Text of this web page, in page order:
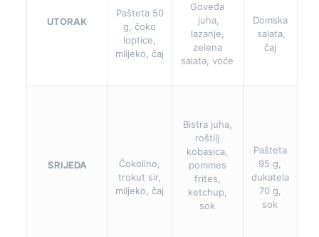
UTORAK
Pašteta 50
g, čoko
loptice,
mlijeko, čaj
Goveđa
juha,
lazanje,
zelena
salata, voće
Domska
salata,
čaj
SRIJEDA
Čokolino,
trokut sir,
mlijeko, čaj
Bistra juha,
roštilj
kobasica,
pommes
frites,
ketchup,
sok
Pašteta
95 g,
dukatela
70 g,
sok